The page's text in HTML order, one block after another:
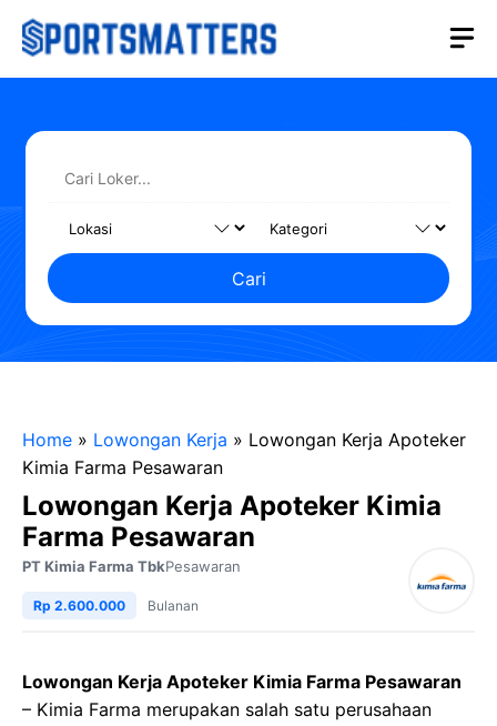
Langsung
Cari
Home » Lowongan Kerja » Lowongan Kerja Apoteker
Kimia Farma Pesawaran
Lowongan Kerja Apoteker Kimia
Farma Pesawaran
PT Kimia Farma TbkPesawaran
Rp 2.600.000 Bulanan
Lowongan Kerja Apoteker Kimia Farma Pesawaran
– Kimia Farma merupakan salah satu perusahaan